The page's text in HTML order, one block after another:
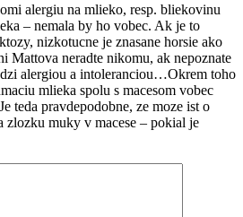
alergiu na mlieko, resp. bliekovinu
– nemala by ho vobec. Ak je to
nizkotucne je znasane horsie ako
Mattova neradte nikomu, ak nepoznate
alergiou a intoleranciou…Okrem toho
mlieka spolu s macesom vobec
teda pravdepodobne, ze moze ist o
zlozku muky v macese – pokial je